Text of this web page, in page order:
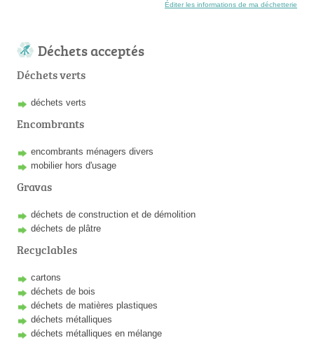
Éditer les informations de ma déchetterie
Déchets acceptés
Déchets verts
déchets verts
Encombrants
encombrants ménagers divers
mobilier hors d'usage
Gravas
déchets de construction et de démolition
déchets de plâtre
Recyclables
cartons
déchets de bois
déchets de matières plastiques
déchets métalliques
déchets métalliques en mélange